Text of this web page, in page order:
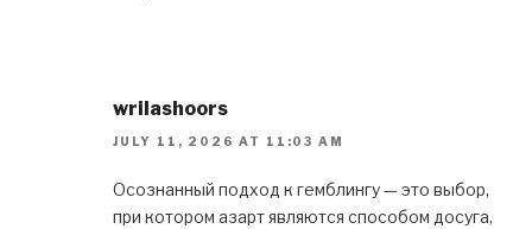
wrilashoors
JULY 11, 2026 AT 11:03 AM
Осознанный подход к гемблингу — это выбор,
при котором азарт являются способом досуга,